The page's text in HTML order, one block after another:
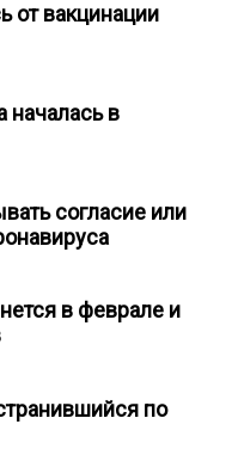
от вакцинации
началась в
согласие или
в феврале и
по